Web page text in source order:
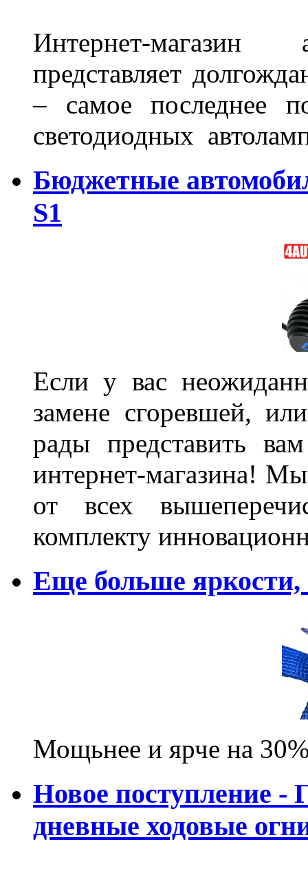
Интернет-магазин
представляет
– самое последнее
светодиодных
Бюджетные
S1
Если у вас
замене сгоревшей,
рады представить
интернет-магазина!
от всех
комплекту
Еще больше
Мощьнее и ярче на
Новое поступление -
дневные ходовые